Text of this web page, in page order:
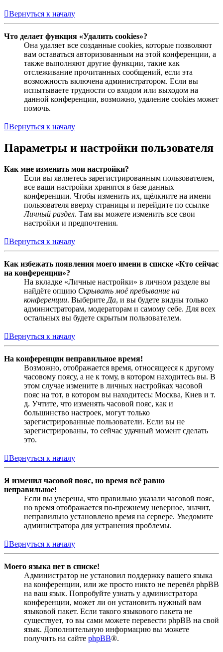
Вернуться к началу
Что делает функция «Удалить cookies»?
Она удаляет все созданные cookies, которые позволяют
вам оставаться авторизованным на этой конференции, а
также выполняют другие функции, такие как
отслеживание прочитанных сообщений, если эта
возможность включена администратором. Если вы
испытываете трудности со входом или выходом на
данной конференции, возможно, удаление cookies может
помочь.
Вернуться к началу
Параметры и настройки пользователя
Как мне изменить мои настройки?
Если вы являетесь зарегистрированным пользователем,
все ваши настройки хранятся в базе данных
конференции. Чтобы изменить их, щёлкните на имени
пользователя вверху страницы и перейдите по ссылке
Личный раздел. Там вы можете изменить все свои
настройки и предпочтения.
Вернуться к началу
Как избежать появления моего имени в списке «Кто сейчас
на конференции»?
На вкладке «Личные настройки» в личном разделе вы
найдёте опцию Скрывать моё пребывание на
конференции. Выберите Да, и вы будете видны только
администраторам, модераторам и самому себе. Для всех
остальных вы будете скрытым пользователем.
Вернуться к началу
На конференции неправильное время!
Возможно, отображается время, относящееся к другому
часовому поясу, а не к тому, в котором находитесь вы. В
этом случае измените в личных настройках часовой
пояс на тот, в котором вы находитесь: Москва, Киев и т.
д. Учтите, что изменять часовой пояс, как и
большинство настроек, могут только
зарегистрированные пользователи. Если вы не
зарегистрированы, то сейчас удачный момент сделать
это.
Вернуться к началу
Я изменил часовой пояс, но время всё равно
неправильное!
Если вы уверены, что правильно указали часовой пояс,
но время отображается по-прежнему неверное, значит,
неправильно установлено время на сервере. Уведомите
администратора для устранения проблемы.
Вернуться к началу
Моего языка нет в списке!
Администратор не установил поддержку вашего языка
на конференции, или же просто никто не перевёл phpBB
на ваш язык. Попробуйте узнать у администратора
конференции, может ли он установить нужный вам
языковой пакет. Если такого языкового пакета не
существует, то вы сами можете перевести phpBB на свой
язык. Дополнительную информацию вы можете
получить на сайте phpBB®.